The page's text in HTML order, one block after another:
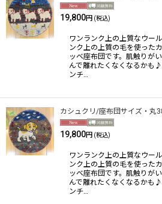
19,800円 (税込)
ワンランク上の上質なウー
ンク上の上質の毛を使った
ッベ座布団です。肌触りが
んで離れたくなくなるかも
ンチ…
カシュクリ/座布団サイズ・丸
19,800円 (税込)
ワンランク上の上質なウー
ンク上の上質の毛を使った
ッベ座布団です。肌触りが
んで離れたくなくなるかも
ンチ…